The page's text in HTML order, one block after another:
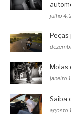
julho 4,
Peças
Molas
janeiro
Saiba
agosto